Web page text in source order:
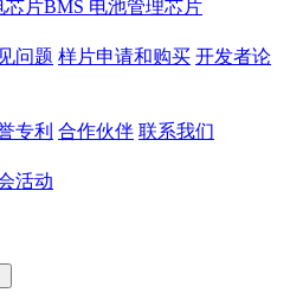
芯片BMS 电池管理芯片
问题 样片申请和购买 开发者论
专利 合作伙伴 联系我们
活动